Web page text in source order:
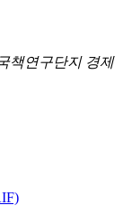
책연구단지 경제